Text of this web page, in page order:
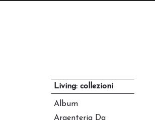
Living: collezioni
Album
Argenteria Da